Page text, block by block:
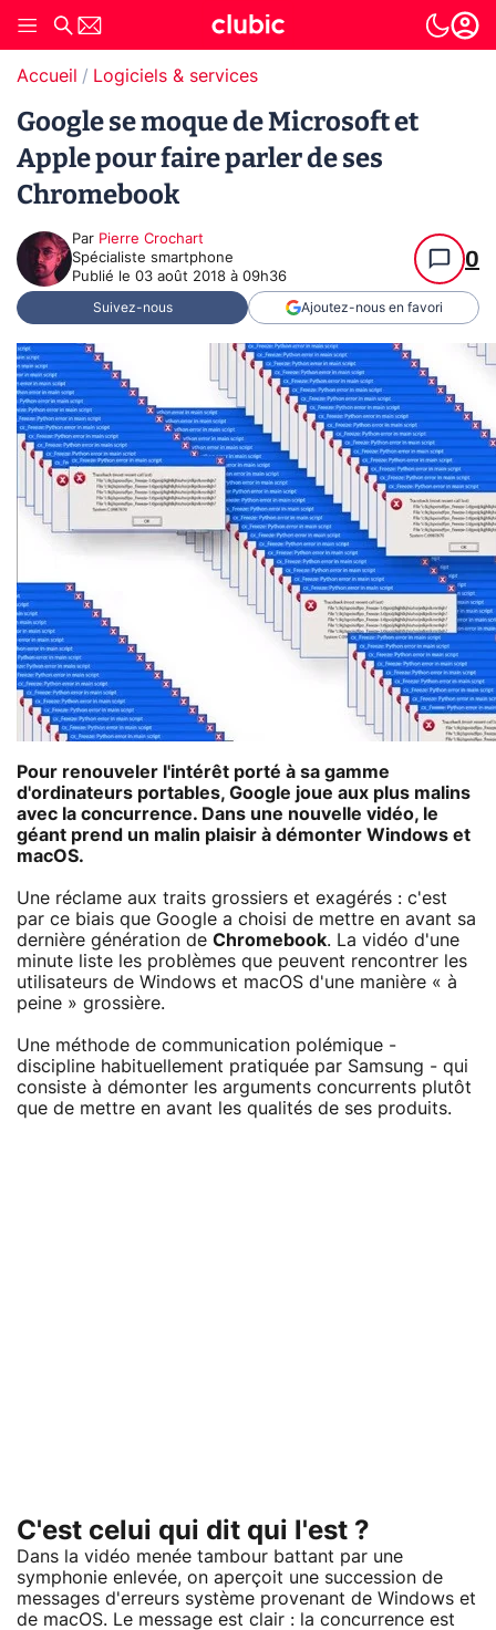
Accueil Logiciels & services
Google se moque de Microsoft et
Apple pour faire parler de ses
Chromebook
Par Pierre Crochart
Spécialiste smartphone
Publié le 03 août 2018 à 09h36
0
Suivez-nous Ajoutez-nous en favori
Pour renouveler l'intérêt porté à sa gamme
d'ordinateurs portables, Google joue aux plus malins
avec la concurrence. Dans une nouvelle vidéo, le
géant prend un malin plaisir à démonter Windows et
macOS.
Une réclame aux traits grossiers et exagérés : c'est
par ce biais que Google a choisi de mettre en avant sa
dernière génération de Chromebook. La vidéo d'une
minute liste les problèmes que peuvent rencontrer les
utilisateurs de Windows et macOS d'une manière « à
peine » grossière.
Une méthode de communication polémique -
discipline habituellement pratiquée par Samsung - qui
consiste à démonter les arguments concurrents plutôt
que de mettre en avant les qualités de ses produits.
C'est celui qui dit qui l'est ?
Dans la vidéo menée tambour battant par une
symphonie enlevée, on aperçoit une succession de
messages d'erreurs système provenant de Windows et
de macOS. Le message est clair : la concurrence est